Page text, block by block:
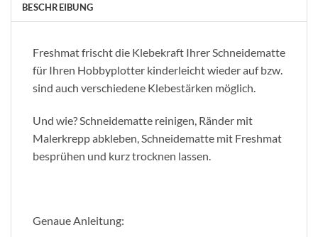
BESCHREIBUNG
Freshmat frischt die Klebekraft Ihrer Schneidematte
für Ihren Hobbyplotter kinderleicht wieder auf bzw.
sind auch verschiedene Klebestärken möglich.
Und wie? Schneidematte reinigen, Ränder mit
Malerkrepp abkleben, Schneidematte mit Freshmat
besprühen und kurz trocknen lassen.
Genaue Anleitung: